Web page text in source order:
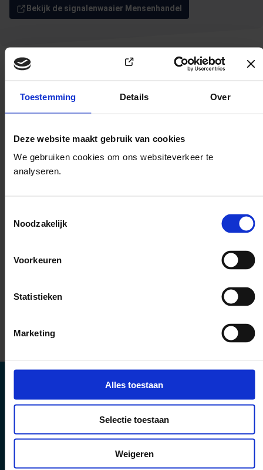
Toestemming Details Over
Deze website maakt gebruik van cookies
We gebruiken cookies om ons websiteverkeer te
analyseren.
Noodzakelijk
Voorkeuren
Statistieken
Marketing
Alles toestaan
Selectie toestaan
Weigeren
Bekijk de signalenwaaier Mensenhandel
Deze site verlaten
Verlaat website (naar Google)
Thuis